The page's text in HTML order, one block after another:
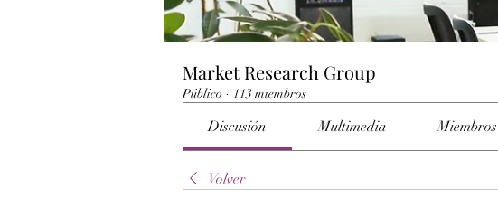
Market Research Group
Público · 113 miembros
Discusión Multimedia Miembros
Volver